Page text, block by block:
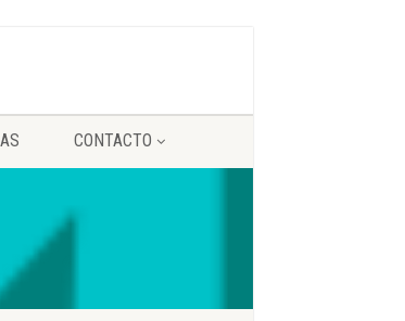
CONTACTO